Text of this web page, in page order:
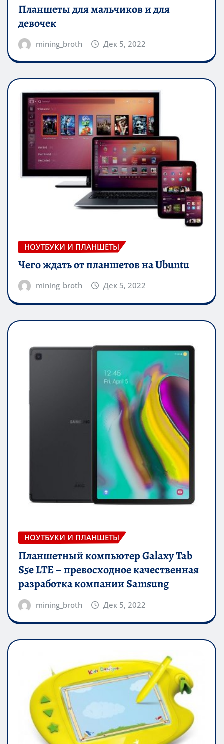
Планшеты для мальчиков и для
девочек
mining_broth Дек 5, 2022
НОУТБУКИ И ПЛАНШЕТЫ
Чего ждать от планшетов на Ubuntu
mining_broth Дек 5, 2022
НОУТБУКИ И ПЛАНШЕТЫ
Планшетный компьютер Galaxy Tab
S5e LTE – превосходное качественная
разработка компании Samsung
mining_broth Дек 5, 2022